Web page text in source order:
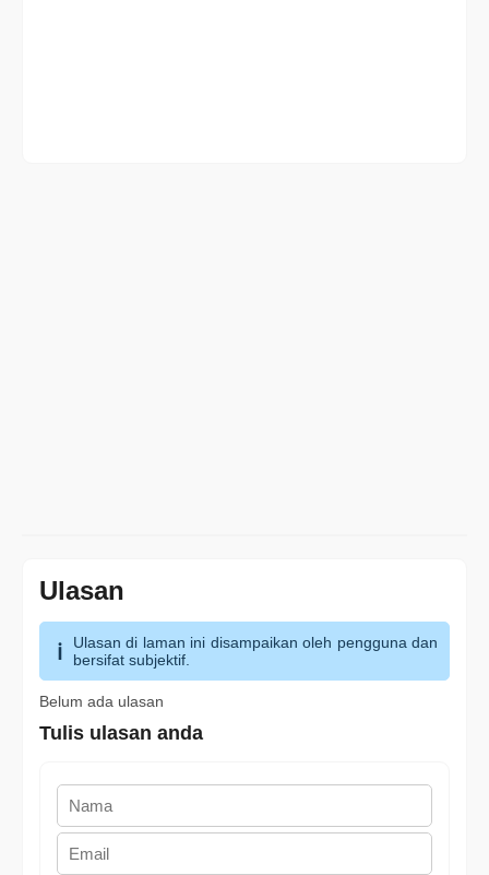
Ulasan
Ulasan di laman ini disampaikan oleh pengguna dan
bersifat subjektif.
Belum ada ulasan
Tulis ulasan anda